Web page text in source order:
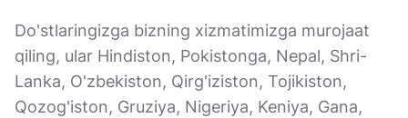
Do'stlaringizga bizning xizmatimizga murojaat
qiling, ular Hindiston, Pokistonga, Nepal, Shri-
Lanka, O'zbekiston, Qirg'iziston, Tojikiston,
Qozog'iston, Gruziya, Nigeriya, Keniya, Gana,